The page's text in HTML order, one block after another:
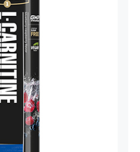
Shape
– 500 ml
Svi proizvodi
рсд